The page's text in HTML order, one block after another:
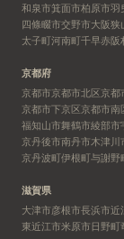
和泉市箕面市柏原市羽
四條畷市交野市大阪狭
太子町河南町千早赤阪
京都府
京都市京都市北区京都
京都市下京区京都市南
福知山市舞鶴市綾部市
京丹後市南丹市木津川
京丹波町伊根町与謝野
滋賀県
大津市彦根市長浜市近
東近江市米原市日野町